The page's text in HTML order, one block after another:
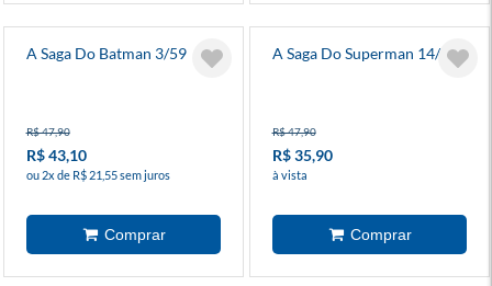
A Saga Do Batman 3/59
R$ 47,90
R$ 43,10
ou 2x de R$ 21,55 sem juros
A Saga Do Superman 14/38
R$ 47,90
R$ 35,90
à vista